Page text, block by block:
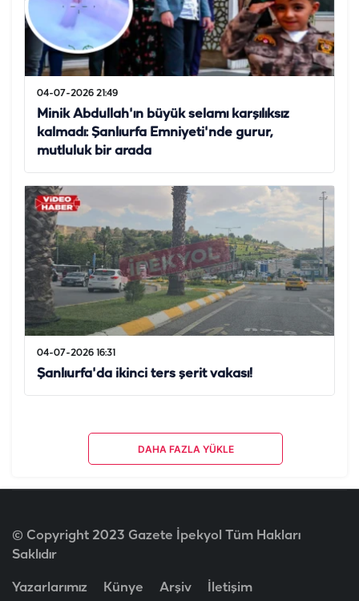
04-07-2026 21:49
Minik Abdullah'ın büyük selamı karşılıksız
kalmadı: Şanlıurfa Emniyeti'nde gurur,
mutluluk bir arada
04-07-2026 16:31
Şanlıurfa'da ikinci ters şerit vakası!
DAHA FAZLA YÜKLE
© Copyright 2023 Gazete İpekyol Tüm Hakları
Saklıdır
Yazarlarımız Künye Arşiv İletişim